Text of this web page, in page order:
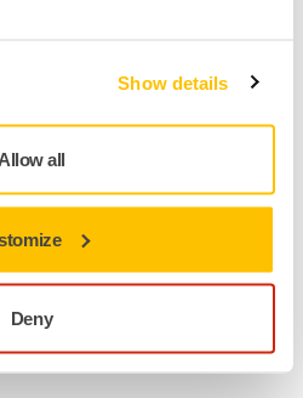
Show details
Allow all
Deny
Contacta con nosotros
Noticias
Para los Medios